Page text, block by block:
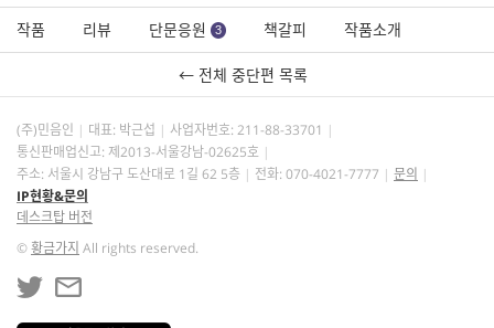
작품 리뷰 단문응원 3 책갈피 작품소개
← 전체 중단편 목록
(주)민음인 대표: 박근섭 사업자번호: 211-88-33701
통신판매업신고: 제2013-서울강남-02625호
주소: 서울시 강남구 도산대로 1길 62 5층
전화: 070-4021-7777
문의
IP현황&문의
데스크탑 버전
©황금가지 All rights reserved.